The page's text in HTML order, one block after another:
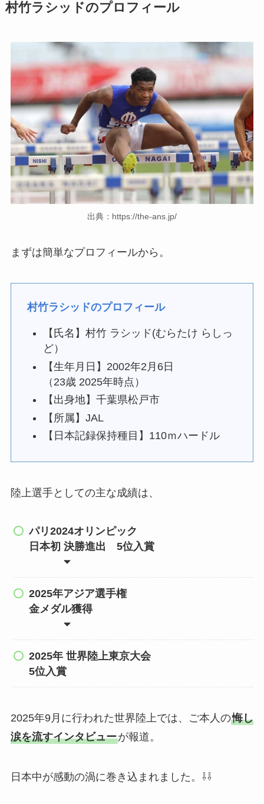
村竹ラシッドのプロフィール
出典：https://the-ans.jp/
まずは簡単なプロフィールから。
村竹ラシッドのプロフィール
【氏名】村竹 ラシッド(むらたけ らしっ
ど）
【生年月日】2002年2月6日
（23歳 2025年時点）
【出身地】千葉県松戸市
【所属】JAL
【日本記録保持種目】110ｍハードル
陸上選手としての主な成績は、
パリ2024オリンピック
日本初 決勝進出 5位入賞
2025年アジア選手権
金メダル獲得
2025年 世界陸上東京大会
5位入賞
2025年9月に行われた世界陸上では、ご本人の悔し
涙を流すインタビューが報道。
日本中が感動の渦に巻き込まれました。⇩⇩